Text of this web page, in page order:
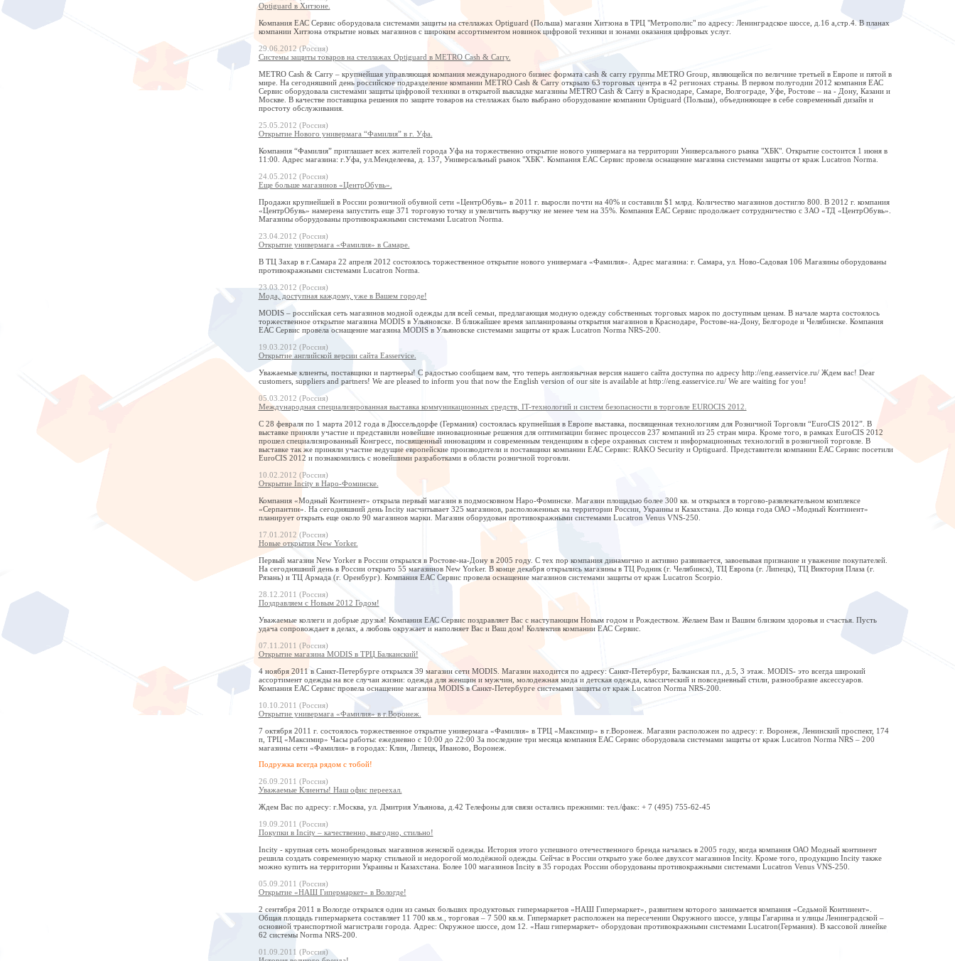
Optiguard в Хитзоне.
Компания ЕАС Сервис оборудовала системами защиты на стеллажах Optiguard (Польша) магазин Хитзона в ТРЦ "Метрополис" по адресу: Ленинградское шоссе, д.16 а,стр.4. В планах
компании Хитзона открытие новых магазинов с широким ассортиментом новинок цифровой техники и зонами оказания цифровых услуг.
29.06.2012 (Россия)
Системы защиты товаров на стеллажах Optiguard в METRO Cash & Carry.
METRO Cash & Carry – крупнейшая управляющая компания международного бизнес формата cash & carry группы МЕТRО Group, являющейся по величине третьей в Европе и пятой в
мире. На сегодняшний день российское подразделение компании METRO Cash & Carry открыло 63 торговых центра в 42 регионах страны. В первом полугодии 2012 компания ЕАС
Сервис оборудовала системами защиты цифровой техники в открытой выкладке магазины METRO Cash & Carry в Краснодаре, Самаре, Волгограде, Уфе, Ростове – на - Дону, Казани и
Москве. В качестве поставщика решения по защите товаров на стеллажах было выбрано оборудование компании Optiguard (Польша), объединяющее в себе современный дизайн и
простоту обслуживания.
25.05.2012 (Россия)
Открытие Нового универмага “Фамилия” в г. Уфа.
Компания “Фамилия” приглашает всех жителей города Уфа на торжественно открытие нового универмага на территории Универсального рынка "ХБК". Открытие состоится 1 июня в
11:00. Адрес магазина: г.Уфа, ул.Менделеева, д. 137, Универсальный рынок "ХБК". Компания ЕАС Сервис провела оснащение магазина системами защиты от краж Lucatron Norma.
24.05.2012 (Россия)
Еще больше магазинов «ЦентрОбувь».
Продажи крупнейшей в России розничной обувной сети «ЦентрОбувь» в 2011 г. выросли почти на 40% и составили $1 млрд. Количество магазинов достигло 800. В 2012 г. компания
«ЦентрОбувь» намерена запустить еще 371 торговую точку и увеличить выручку не менее чем на 35%. Компания ЕАС Сервис продолжает сотрудничество с ЗАО «ТД «ЦентрОбувь».
Магазины оборудованы противокражными системами Lucatron Norma.
23.04.2012 (Россия)
Открытие универмага «Фамилия» в Самаре.
В ТЦ Захар в г.Самара 22 апреля 2012 состоялось торжественное открытие нового универмага «Фамилия». Адрес магазина: г. Самара, ул. Ново-Садовая 106 Магазины оборудованы
противокражными системами Lucatron Norma.
23.03.2012 (Россия)
Мода, доступная каждому, уже в Вашем городе!
MODIS – российская сеть магазинов модной одежды для всей семьи, предлагающая модную одежду собственных торговых марок по доступным ценам. В начале марта состоялось
торжественное открытие магазина MODIS в Ульяновске. В ближайшее время запланированы открытия магазинов в Краснодаре, Ростове-на-Дону, Белгороде и Челябинске. Компания
ЕАС Сервис провела оснащение магазина MODIS в Ульяновске системами защиты от краж Lucatron Norma NRS-200.
19.03.2012 (Россия)
Открытие английской версии сайта Easservice.
Уважаемые клиенты, поставщики и партнеры! С радостью сообщаем вам, что теперь англоязычная версия нашего сайта доступна по адресу http://eng.easservice.ru/ Ждем вас! Dear
customers, suppliers and partners! We are pleased to inform you that now the English version of our site is available at http://eng.easservice.ru/ We are waiting for you!
05.03.2012 (Россия)
Международная специализированная выставка коммуникационных средств, IT-технологий и систем безопасности в торговле EUROCIS 2012.
С 28 февраля по 1 марта 2012 года в Дюссельдорфе (Германия) состоялась крупнейшая в Европе выставка, посвященная технологиям для Розничной Торговли “EuroCIS 2012”. В
выставке приняли участие и представили новейшие инновационные решения для оптимизации бизнес процессов 237 компаний из 25 стран мира. Кроме того, в рамках EuroCIS 2012
прошел специализированный Конгресс, посвященный инновациям и современным тенденциям в сфере охранных систем и информационных технологий в розничной торговле. В
выставке так же приняли участие ведущие европейские производители и поставщики компании ЕАС Сервис: RAKO Security и Optiguard. Представители компании ЕАС Сервис посетили
EuroCIS 2012 и познакомились с новейшими разработками в области розничной торговли.
10.02.2012 (Россия)
Открытие Incity в Наро-Фоминске.
Компания «Модный Континент» открыла первый магазин в подмосковном Наро-Фоминске. Магазин площадью более 300 кв. м открылся в торгово-развлекательном комплексе
«Серпантин». На сегодняшний день Incity насчитывает 325 магазинов, расположенных на территории России, Украины и Казахстана. До конца года ОАО «Модный Континент»
планирует открыть еще около 90 магазинов марки. Магазин оборудован противокражными системами Lucatron Venus VNS-250.
17.01.2012 (Россия)
Новые открытия New Yorker.
Первый магазин New Yorker в России открылся в Ростове-на-Дону в 2005 году. С тех пор компания динамично и активно развивается, завоевывая признание и уважение покупателей.
На сегодняшний день в России открыто 55 магазинов New Yorker. В конце декабря открылись магазины в ТЦ Родник (г. Челябинск), ТЦ Европа (г. Липецк), ТЦ Виктория Плаза (г.
Рязань) и ТЦ Армада (г. Оренбург). Компания ЕАС Сервис провела оснащение магазинов системами защиты от краж Lucatron Scorpio.
28.12.2011 (Россия)
Поздравляем с Новым 2012 Годом!
Уважаемые коллеги и добрые друзья! Компания ЕАС Сервис поздравляет Вас с наступающим Новым годом и Рождеством. Желаем Вам и Вашим близким здоровья и счастья. Пусть
удача сопровождает в делах, а любовь окружает и наполняет Вас и Ваш дом! Коллектив компании ЕАС Сервис.
07.11.2011 (Россия)
Открытие магазина MODIS в ТРЦ Балканский!
4 ноября 2011 в Санкт-Петербурге открылся 39 магазин сети MODIS. Магазин находится по адресу: Санкт-Петербург, Балканская пл., д.5, 3 этаж. MODIS- это всегда широкий
ассортимент одежды на все случаи жизни: одежда для женщин и мужчин, молодежная мода и детская одежда, классический и повседневный стили, разнообразие аксессуаров.
Компания ЕАС Сервис провела оснащение магазина MODIS в Санкт-Петербурге системами защиты от краж Lucatron Norma NRS-200.
10.10.2011 (Россия)
Открытие универмага «Фамилия» в г.Воронеж.
7 октября 2011 г. состоялось торжественное открытие универмага «Фамилия» в ТРЦ «Максимир» в г.Воронеж. Магазин расположен по адресу: г. Воронеж, Ленинский проспект, 174
п, ТРЦ «Максимир» Часы работы: ежедневно с 10:00 до 22:00 За последние три месяца компания ЕАС Сервис оборудовала системами защиты от краж Lucatron Norma NRS – 200
магазины сети «Фамилия» в городах: Клин, Липецк, Иваново, Воронеж.
Подружка всегда рядом с тобой!
26.09.2011 (Россия)
Уважаемые Клиенты! Наш офис переехал.
Ждем Вас по адресу: г.Москва, ул. Дмитрия Ульянова, д.42 Телефоны для связи остались прежними: тел./факс: + 7 (495) 755-62-45
19.09.2011 (Россия)
Покупки в Incity – качественно, выгодно, стильно!
Incity - крупная сеть монобрендовых магазинов женской одежды. История этого успешного отечественного бренда началась в 2005 году, когда компания ОАО Модный континент
решила создать современную марку стильной и недорогой молодёжной одежды. Сейчас в России открыто уже более двухсот магазинов Incity. Кроме того, продукцию Incity также
можно купить на территории Украины и Казахстана. Более 100 магазинов Incity в 35 городах России оборудованы противокражными системами Lucatron Venus VNS-250.
05.09.2011 (Россия)
Открытие «НАШ Гипермаркет» в Вологде!
2 сентября 2011 в Вологде открылся один из самых больших продуктовых гипермаркетов «НАШ Гипермаркет», развитием которого занимается компания «Седьмой Континент».
Общая площадь гипермаркета составляет 11 700 кв.м., торговая – 7 500 кв.м. Гипермаркет расположен на пересечении Окружного шоссе, улицы Гагарина и улицы Ленинградской –
основной транспортной магистрали города. Адрес: Окружное шоссе, дом 12. «Наш гипермаркет» оборудован противокражными системами Lucatron(Германия). В кассовой линейке
62 системы Norma NRS-200.
01.09.2011 (Россия)